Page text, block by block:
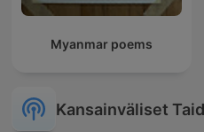
Myanmar poems
Kansainväliset